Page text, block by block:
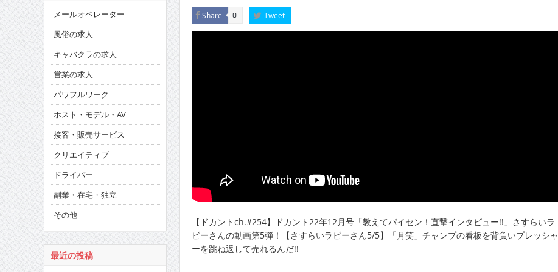
Share 0 Tweet
【ドカントch.#254】ドカント22年12月号「教えてパイセン！直撃インタビュー!!」さすらいラ
ビーさんの動画第5弾！【さすらいラビーさん5/5】「月笑」チャンプの看板を背負いプレッシャ
ーを跳ね返して売れるんだ!!
メールオペレーター
風俗の求人
キャバクラの求人
営業の求人
パワフルワーク
ホスト・モデル・AV
接客・販売サービス
クリエイティブ
ドライバー
副業・在宅・独立
その他
最近の投稿